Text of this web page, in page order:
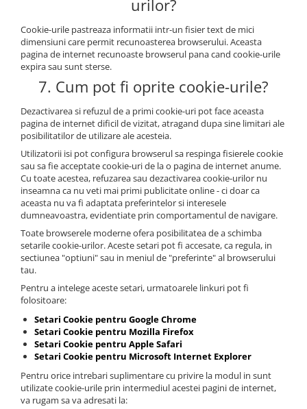
urilor?
Cookie-urile pastreaza informatii intr-un fisier text de mici
dimensiuni care permit recunoasterea browserului. Aceasta
pagina de internet recunoaste browserul pana cand cookie-urile
expira sau sunt sterse.
7. Cum pot fi oprite cookie-urile?
Dezactivarea si refuzul de a primi cookie-uri pot face aceasta
pagina de internet dificil de vizitat, atragand dupa sine limitari ale
posibilitatilor de utilizare ale acesteia.
Utilizatorii isi pot configura browserul sa respinga fisierele cookie
sau sa fie acceptate cookie-uri de la o pagina de internet anume.
Cu toate acestea, refuzarea sau dezactivarea cookie-urilor nu
inseamna ca nu veti mai primi publicitate online - ci doar ca
aceasta nu va fi adaptata preferintelor si interesele
dumneavoastra, evidentiate prin comportamentul de navigare.
Toate browserele moderne ofera posibilitatea de a schimba
setarile cookie-urilor. Aceste setari pot fi accesate, ca regula, in
sectiunea "optiuni" sau in meniul de "preferinte" al browserului
tau.
Pentru a intelege aceste setari, urmatoarele linkuri pot fi
folositoare:
Setari Cookie pentru Google Chrome
Setari Cookie pentru Mozilla Firefox
Setari Cookie pentru Apple Safari
Setari Cookie pentru Microsoft Internet Explorer
Pentru orice intrebari suplimentare cu privire la modul in sunt
utilizate cookie-urile prin intermediul acestei pagini de internet,
va rugam sa va adresati la: